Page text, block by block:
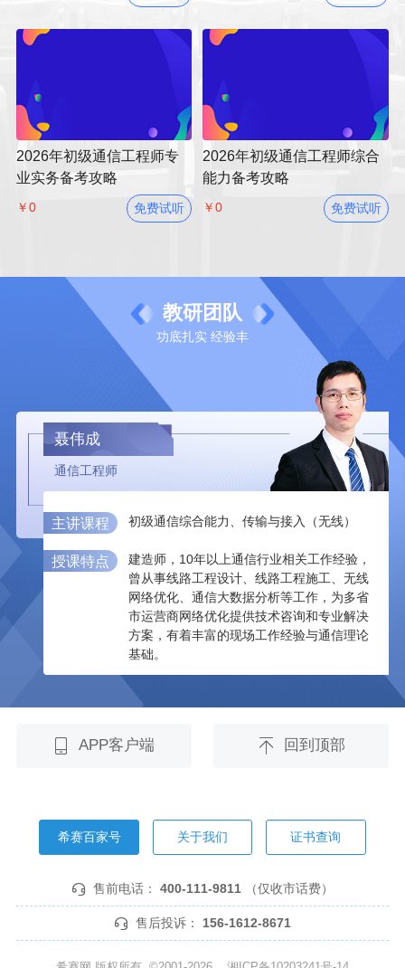
2026年初级通信工程师专
业实务备考攻略
￥0 免费试听
2026年初级通信工程师综合
能力备考攻略
￥0 免费试听
教研团队
功底扎实 经验丰
聂伟成
通信工程师
主讲课程 初级通信综合能力、传输与接入（无线）
授课特点
建造师，10年以上通信行业相关工作经验，
曾从事线路工程设计、线路工程施工、无线
网络优化、通信大数据分析等工作，为多省
市运营商网络优化提供技术咨询和专业解决
方案，有着丰富的现场工作经验与通信理论
基础。
APP客户端 回到顶部
希赛百家号 关于我们 证书查询
售前电话： 400-111-9811 （仅收市话费）
售后投诉： 156-1612-8671